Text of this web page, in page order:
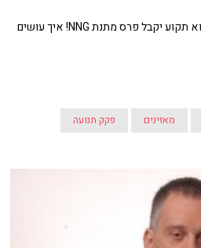
הראשון שידווח על הפקק שבו הוא תקוע יקבל פרס מתנת NNG! איך עושים
מאזינים פקק תנועה